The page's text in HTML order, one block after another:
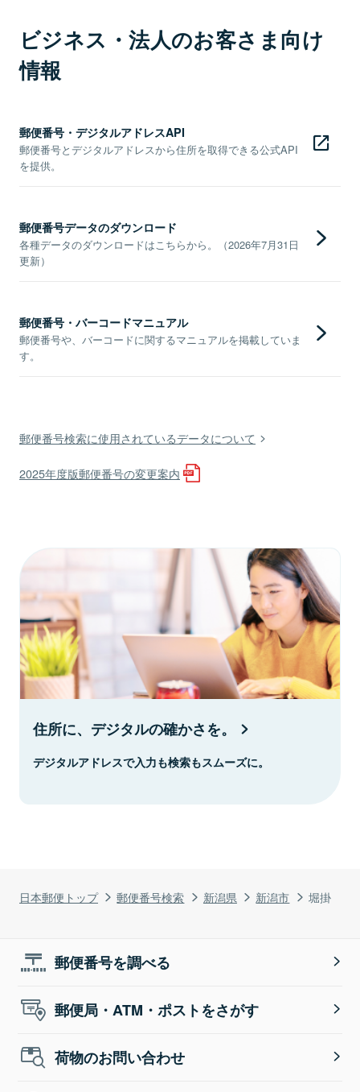
日本郵便トップ 郵便番号検索 新潟県 新潟市 堀掛
ビジネス・法人のお客さま向け
情報
郵便番号・デジタルアドレスAPI
郵便番号とデジタルアドレスから住所を取得できる公式API
を提供。
郵便番号データのダウンロード
各種データのダウンロードはこちらから。（2026年7月31日
更新）
郵便番号・バーコードマニュアル
郵便番号や、バーコードに関するマニュアルを掲載していま
す。
郵便番号検索に使用されているデータについて
2025年度版郵便番号の変更案内
住所に、デジタルの確かさを。
デジタルアドレスで入力も検索もスムーズに。
郵便番号を調べる
郵便局・ATM・ポストをさがす
荷物のお問い合わせ